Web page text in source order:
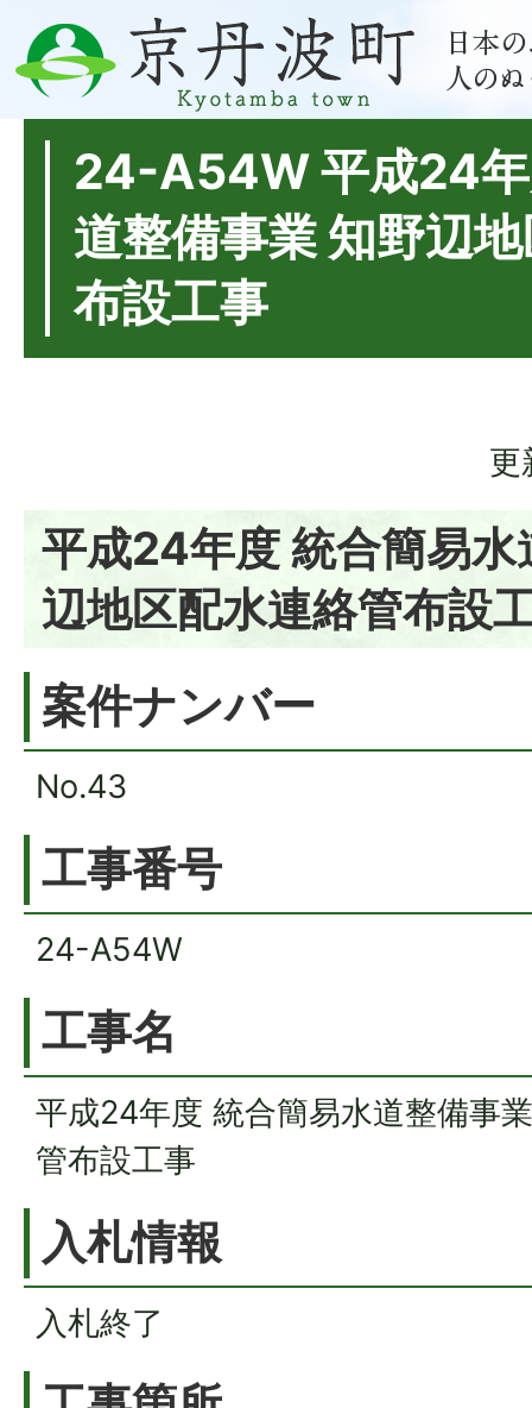
24-A54W 平成24年
道整備事業 知野辺
布設工事
更
平成24年度 統合簡易水
辺地区配水連絡管布設
案件ナンバー
No.43
工事番号
24-A54W
工事名
平成24年度 統合簡易水道整備事
管布設工事
入札情報
入札終了